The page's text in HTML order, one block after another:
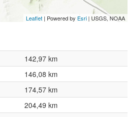
Leaflet | Powered by Esri | USGS, NOAA
142,97 km
146,08 km
174,57 km
204,49 km